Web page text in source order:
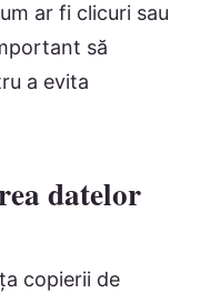
ar fi clicuri sau
să
a evita
datelor
copierii de